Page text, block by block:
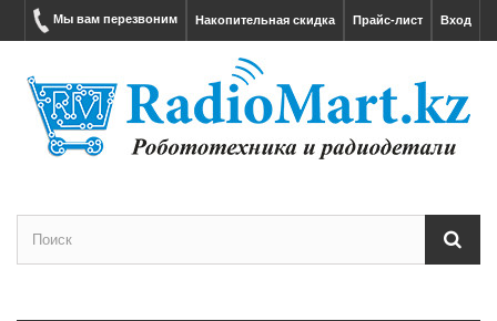
Вход
Прайс-лист
Накопительная скидка
Мы вам перезвоним